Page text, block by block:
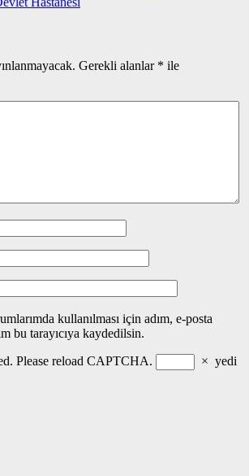
Gerekli alanlar * ile
kullanılması için adım, e-posta
bu tarayıcıya kaydedilsin.
Please reload CAPTCHA.
× yedi